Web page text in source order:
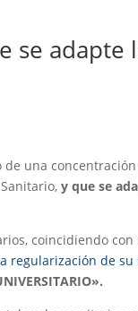
se adapte
de una
y que se
coincidiendo
regularización de su